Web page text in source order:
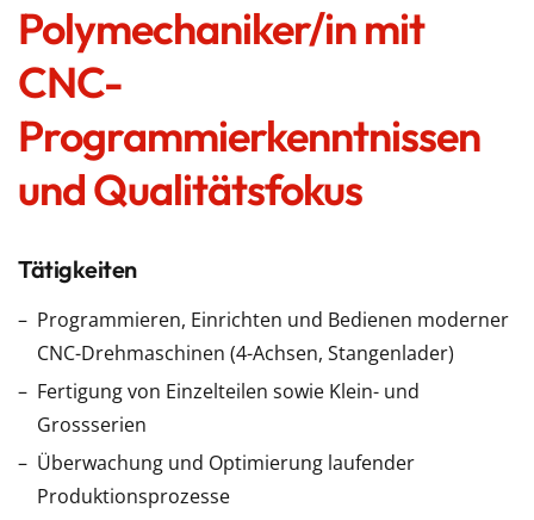
Polymechaniker/in mit
CNC-
Programmierkenntnissen
und Qualitätsfokus
Tätigkeiten
Programmieren, Einrichten und Bedienen moderner
CNC-Drehmaschinen (4-Achsen, Stangenlader)
Fertigung von Einzelteilen sowie Klein- und
Grossserien
Überwachung und Optimierung laufender
Produktionsprozesse